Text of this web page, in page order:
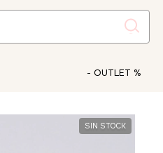
- OUTLET %
SIN STOCK